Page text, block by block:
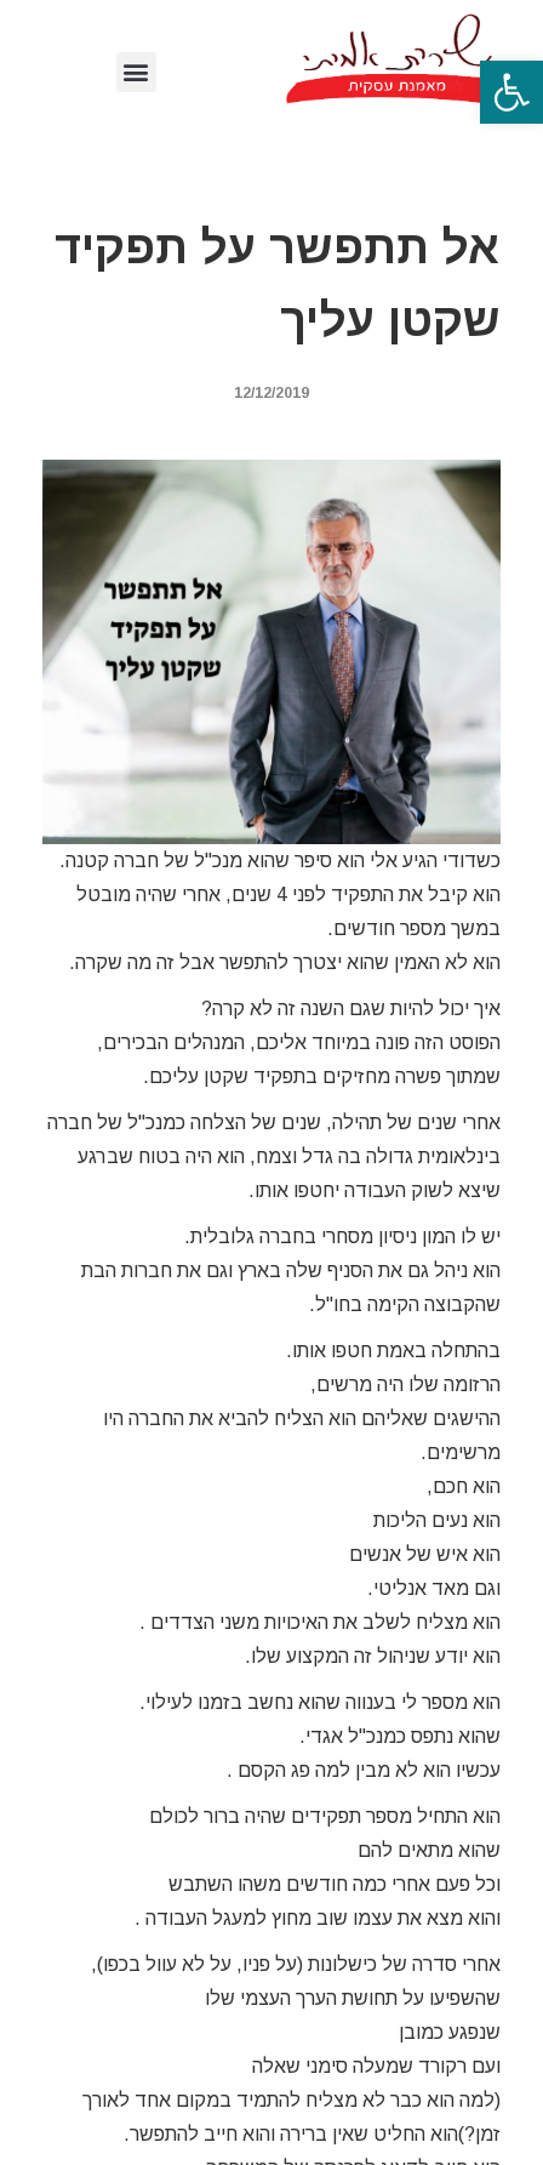
פתח סרגל נגישות
אל תתפשר על תפקיד
שקטן עליך
12/12/2019
כשדודי הגיע אלי הוא סיפר שהוא מנכ"ל של חברה קטנה.
הוא קיבל את התפקיד לפני 4 שנים, אחרי שהיה מובטל
במשך מספר חודשים.
הוא לא האמין שהוא יצטרך להתפשר אבל זה מה שקרה.
איך יכול להיות שגם השנה זה לא קרה?
הפוסט הזה פונה במיוחד אליכם, המנהלים הבכירים,
שמתוך פשרה מחזיקים בתפקיד שקטן עליכם.
אחרי שנים של תהילה, שנים של הצלחה כמנכ"ל של חברה
בינלאומית גדולה בה גדל וצמח, הוא היה בטוח שברגע
שיצא לשוק העבודה יחטפו אותו.
יש לו המון ניסיון מסחרי בחברה גלובלית.
הוא ניהל גם את הסניף שלה בארץ וגם את חברות הבת
שהקבוצה הקימה בחו"ל.
בהתחלה באמת חטפו אותו.
הרזומה שלו היה מרשים,
ההישגים שאליהם הוא הצליח להביא את החברה היו
מרשימים.
הוא חכם,
הוא נעים הליכות
הוא איש של אנשים
וגם מאד אנליטי.
הוא מצליח לשלב את האיכויות משני הצדדים .
הוא יודע שניהול זה המקצוע שלו.
הוא מספר לי בענווה שהוא נחשב בזמנו לעילוי.
שהוא נתפס כמנכ"ל אגדי.
עכשיו הוא לא מבין למה פג הקסם .
הוא התחיל מספר תפקידים שהיה ברור לכולם
שהוא מתאים להם
וכל פעם אחרי כמה חודשים משהו השתבש
והוא מצא את עצמו שוב מחוץ למעגל העבודה .
אחרי סדרה של כישלונות (על פניו, על לא עוול בכפו),
שהשפיעו על תחושת הערך העצמי שלו
שנפגע כמובן
ועם רקורד שמעלה סימני שאלה
(למה הוא כבר לא מצליח להתמיד במקום אחד לאורך
זמן?)הוא החליט שאין ברירה והוא חייב להתפשר.